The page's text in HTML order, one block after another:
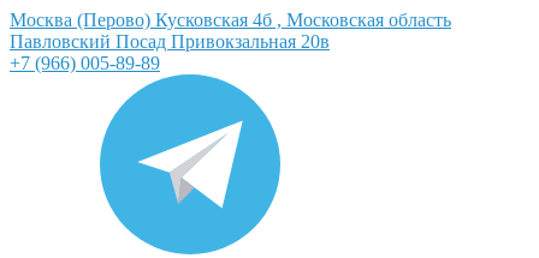
Москва (Перово) Кусковская 4б , Московская область
Павловский Посад Привокзальная 20в
+7 (966) 005-89-89